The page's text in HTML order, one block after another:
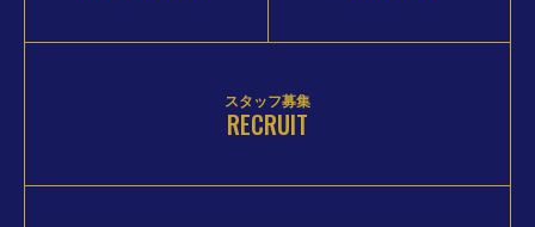
スタッフ募集
RECRUIT